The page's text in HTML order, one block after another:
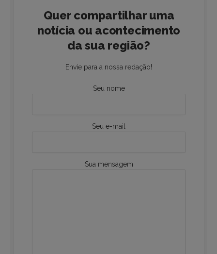
Quer compartilhar uma
notícia ou acontecimento
da sua região?
Envie para a nossa redação!
Seu nome
Seu e-mail
Sua mensagem